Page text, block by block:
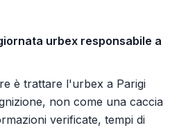
urbex responsabile a
è trattare l'urbex a Parigi
non come una caccia
verificate, tempi di